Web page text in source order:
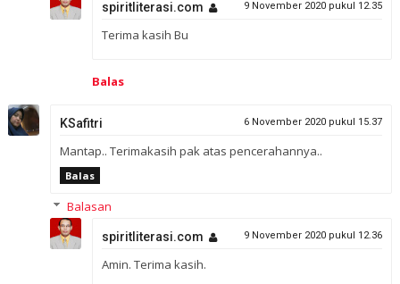
spiritliterasi.com 9 November 2020 pukul 12.35
Terima kasih Bu
Balas
KSafitri 6 November 2020 pukul 15.37
Mantap.. Terimakasih pak atas pencerahannya..
Balas
Balasan
spiritliterasi.com 9 November 2020 pukul 12.36
Amin. Terima kasih.